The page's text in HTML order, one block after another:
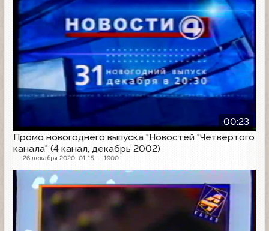
00:23
Промо новогоднего выпуска "Новостей "Четвертого
канала" (4 канал, декабрь 2002)
26 декабря 2020, 01:15 1900
Проморолик